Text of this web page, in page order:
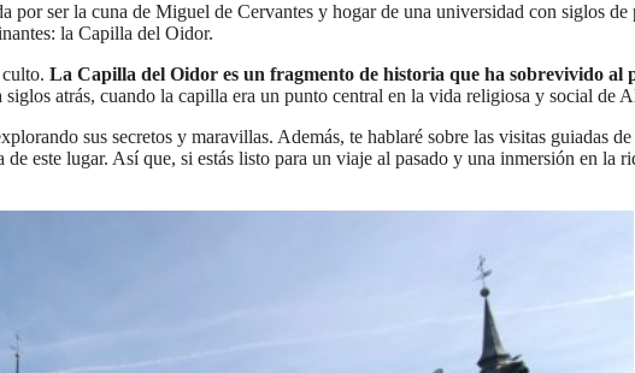
ser la cuna de Miguel de Cervantes y hogar de una universidad con siglos
la Capilla del Oidor.
La Capilla del Oidor es un fragmento de historia que ha sobrevivido al
atrás, cuando la capilla era un punto central en la vida religiosa y social de
sus secretos y maravillas. Además, te hablaré sobre las visitas guiadas
este lugar. Así que, si estás listo para un viaje al pasado y una inmersión en la